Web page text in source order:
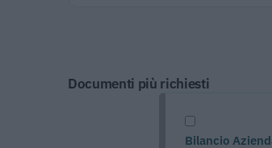
Documenti più richiesti
Bilancio